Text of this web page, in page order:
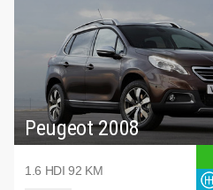
Peugeot 2008
1.6 HDI 92 KM